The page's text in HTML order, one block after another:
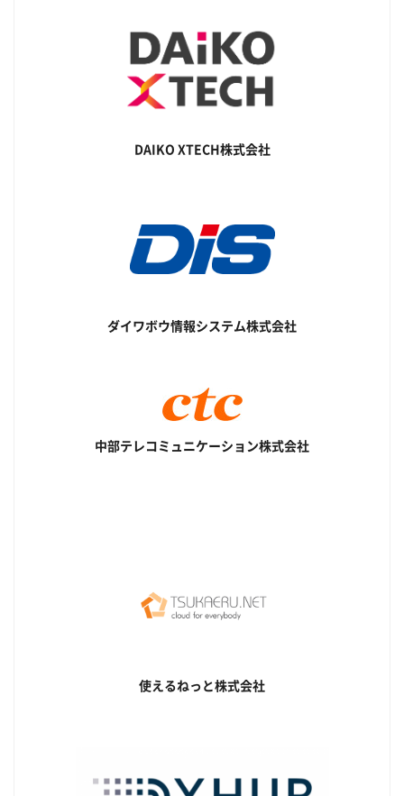
DAIKO XTECH株式会社
ダイワボウ情報システム株式会社
中部テレコミュニケーション株式会社
使えるねっと株式会社